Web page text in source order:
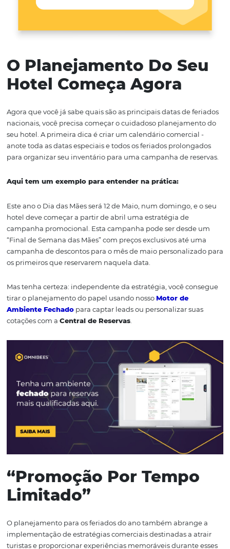
O Planejamento Do
Hotel Começa Agora
nacionais, você precisa começar o cuidadoso
seu hotel. A primeira dica é criar um calendário
anote toda as datas especiais e todos os feriados
Aqui tem um exemplo para entender na prática:
Este ano o Dia das Mães será 12 de Maio, num domingo,
hotel deve começar a partir de abril uma estratégia de
campanha promocional. Esta campanha pode ser
“Final de Semana das Mães” com preços exclusivos até
campanha de descontos para o mês de maio
os primeiros que reservarem naquela data.
Mas tenha certeza: independente da estratégia, você
tirar o planejamento do papel usando nosso
cotações com aCentral de Reservas.